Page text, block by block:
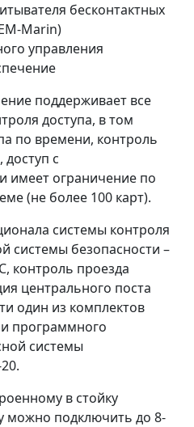
бесконтактных
Marin)
управления
поддерживает все
доступа, в том
по времени, контроль
с
имеет ограничение по
(не более 100 карт).
системы контроля
системы безопасности –
контроль проезда
центрального поста
один из комплектов
программного
системы
в стойку
можно подключить до 8-